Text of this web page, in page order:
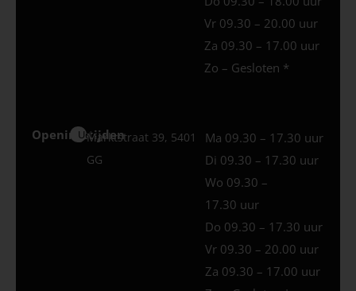
Vr 09.30 – 20.00 uur
Za 09.30 – 17.00 uur
Zo – Gesloten *
Openingstijden
Uden
Marktstraat 39, 5401
GG
Ma 09.30 – 17.30 uur
Di 09.30 – 17.30 uur
Wo 09.30 –
17.30 uur
Do 09.30 – 17.30 uur
Vr 09.30 – 20.00 uur
Za 09.30 – 17.00 uur